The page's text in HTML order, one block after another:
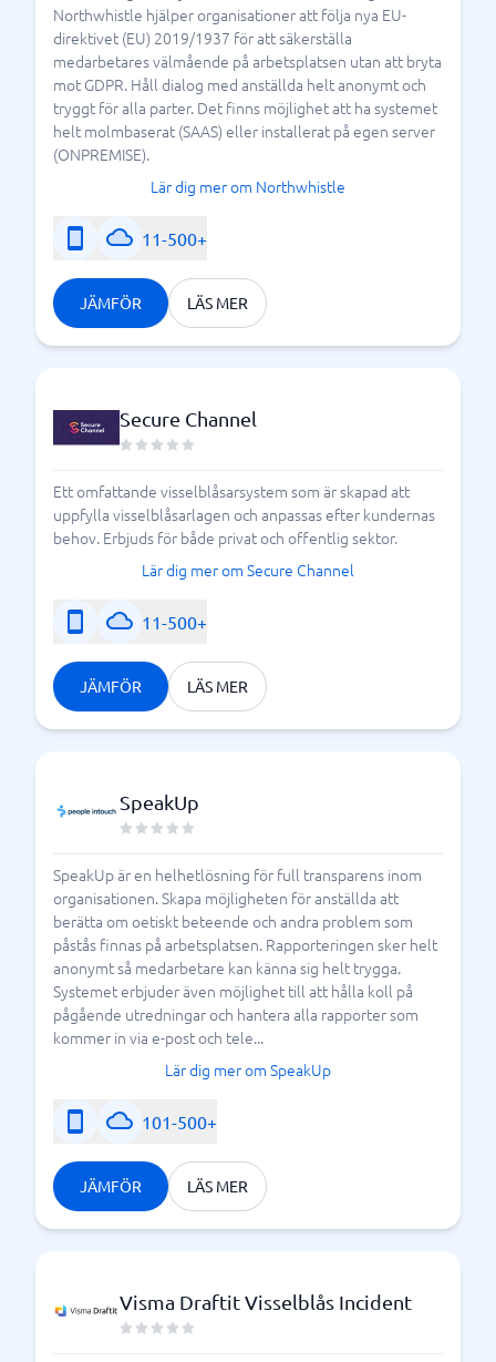
Northwhistle hjälper organisationer att följa nya EU-
direktivet (EU) 2019/1937 för att säkerställa
medarbetares välmående på arbetsplatsen utan att bryta
mot GDPR. Håll dialog med anställda helt anonymt och
tryggt för alla parter. Det finns möjlighet att ha systemet
helt molmbaserat (SAAS) eller installerat på egen server
(ONPREMISE).
Lär dig mer om Northwhistle
11-500+
JÄMFÖR LÄS MER
Secure Channel
Ett omfattande visselblåsarsystem som är skapad att
uppfylla visselblåsarlagen och anpassas efter kundernas
behov. Erbjuds för både privat och offentlig sektor.
Lär dig mer om Secure Channel
11-500+
JÄMFÖR LÄS MER
SpeakUp
SpeakUp är en helhetlösning för full transparens inom
organisationen. Skapa möjligheten för anställda att
berätta om oetiskt beteende och andra problem som
påstås finnas på arbetsplatsen. Rapporteringen sker helt
anonymt så medarbetare kan känna sig helt trygga.
Systemet erbjuder även möjlighet till att hålla koll på
pågående utredningar och hantera alla rapporter som
kommer in via e-post och tele...
Lär dig mer om SpeakUp
101-500+
JÄMFÖR LÄS MER
Visma Draftit Visselblås Incident